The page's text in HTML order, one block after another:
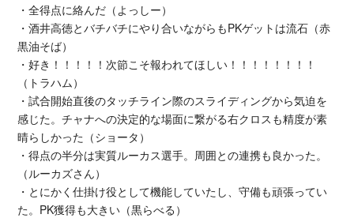
・全得点に絡んだ（よっしー）
・酒井高徳とバチバチにやり合いながらもPKゲットは流石（赤
黒油そば）
・好き！！！！！次節こそ報われてほしい！！！！！！！！
（トラハム）
・試合開始直後のタッチライン際のスライディングから気迫を
感じた。チャナへの決定的な場面に繋がる右クロスも精度が素
晴らしかった（ショータ）
・得点の半分は実質ルーカス選手。周囲との連携も良かった。
（ルーカズさん）
・とにかく仕掛け役として機能していたし、守備も頑張ってい
た。PK獲得も大きい（黒らべる）